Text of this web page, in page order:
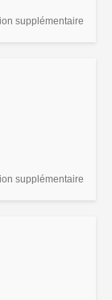
supplémentaire
supplémentaire